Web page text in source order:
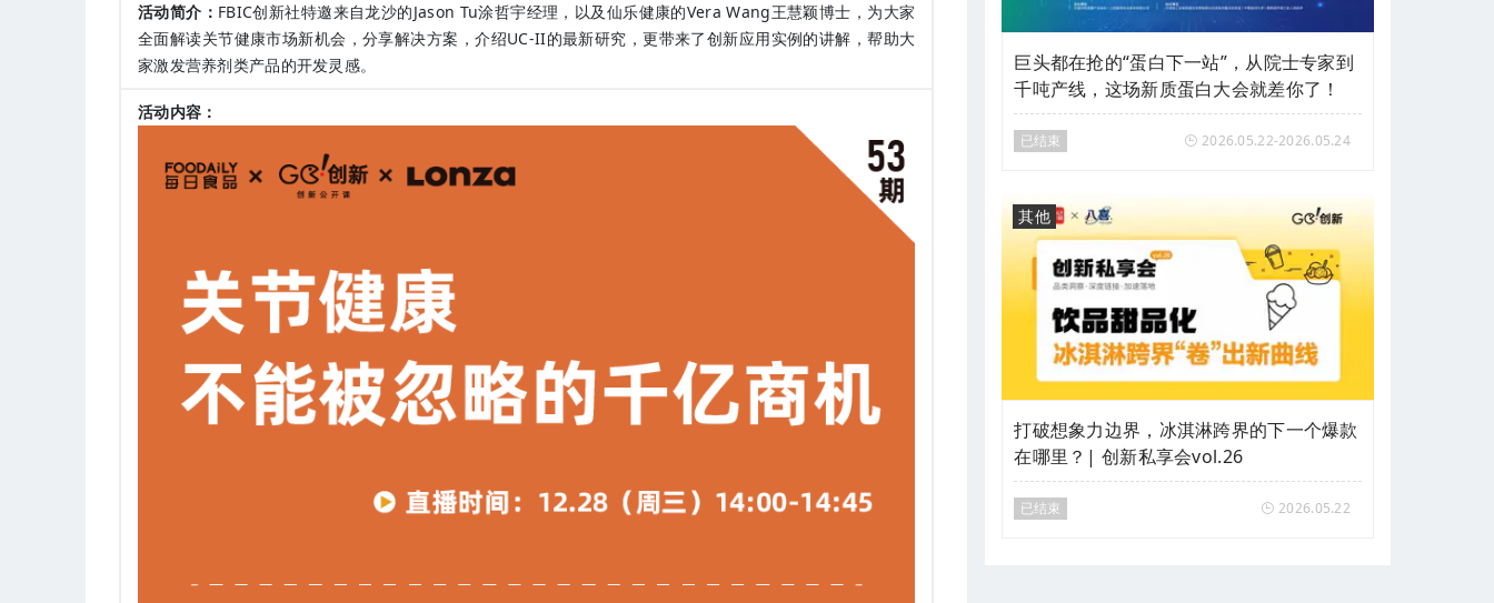
活动简介： FBIC创新社特邀来自龙沙的Jason Tu涂哲宇经理，以及仙乐健康的Vera Wang王慧颖博士，为大家
全面解读关节健康市场新机会，分享解决方案，介绍UC-II的最新研究，更带来了创新应用实例的讲解，帮助大
家激发营养剂类产品的开发灵感。
活动内容：
巨头都在抢的“蛋白下一站”，从院士专家到
千吨产线，这场新质蛋白大会就差你了！
已结束 2026.05.22-2026.05.24
其他
打破想象力边界，冰淇淋跨界的下一个爆款
在哪里？| 创新私享会vol.26
已结束 2026.05.22